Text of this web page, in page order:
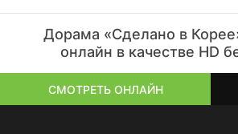
Дорама «Сделано в
онлайн в качестве HD
СМОТРЕТЬ ОНЛАЙН